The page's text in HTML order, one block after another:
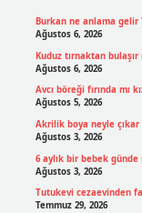
Burkan ne anlama gelir
Ağustos 6, 2026
Kuduz tırnaktan bulaşır
Ağustos 6, 2026
Avcı böreği fırında mı
Ağustos 5, 2026
Akrilik boya neyle çıkar
Ağustos 3, 2026
6 aylık bir bebek
Ağustos 3, 2026
Tutukevi cezaevinden
Temmuz 29, 2026